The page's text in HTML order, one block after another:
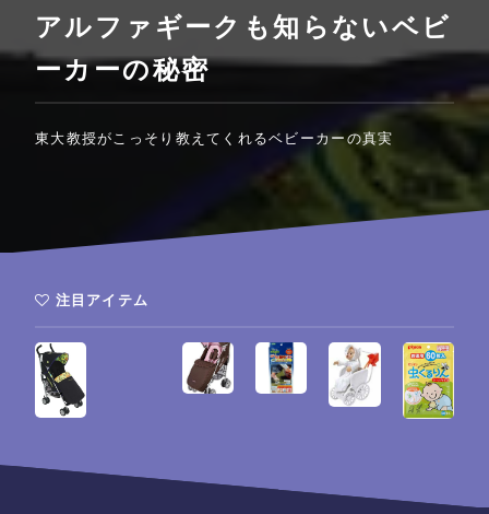
アルファギークも知らないベビ
ーカーの秘密
東大教授がこっそり教えてくれるベビーカーの真実
注目アイテム